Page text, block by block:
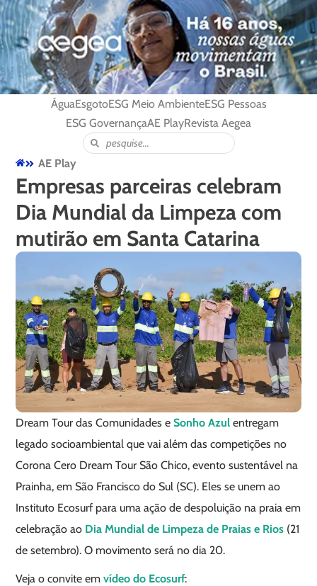
ÁguaEsgotoESG Meio AmbienteESG Pessoas
ESG GovernançaAE PlayRevista Aegea
AE Play
Empresas parceiras celebram
Dia Mundial da Limpeza com
mutirão em Santa Catarina
Dream Tour das Comunidades eSonho Azul entregam
legado socioambiental que vai além das competições no
Corona Cero Dream Tour São Chico, evento sustentável na
Prainha, em São Francisco do Sul (SC). Eles se unem ao
Instituto Ecosurf para uma ação de despoluição na praia em
celebração ao Dia Mundial de Limpeza de Praias e Rios (21
de setembro). O movimento será no dia 20.
Veja o convite emvídeo do Ecosurf: